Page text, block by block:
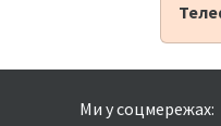
Ми у соцмережах: